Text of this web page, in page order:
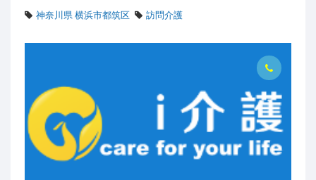
神奈川県 横浜市都筑区
訪問介護